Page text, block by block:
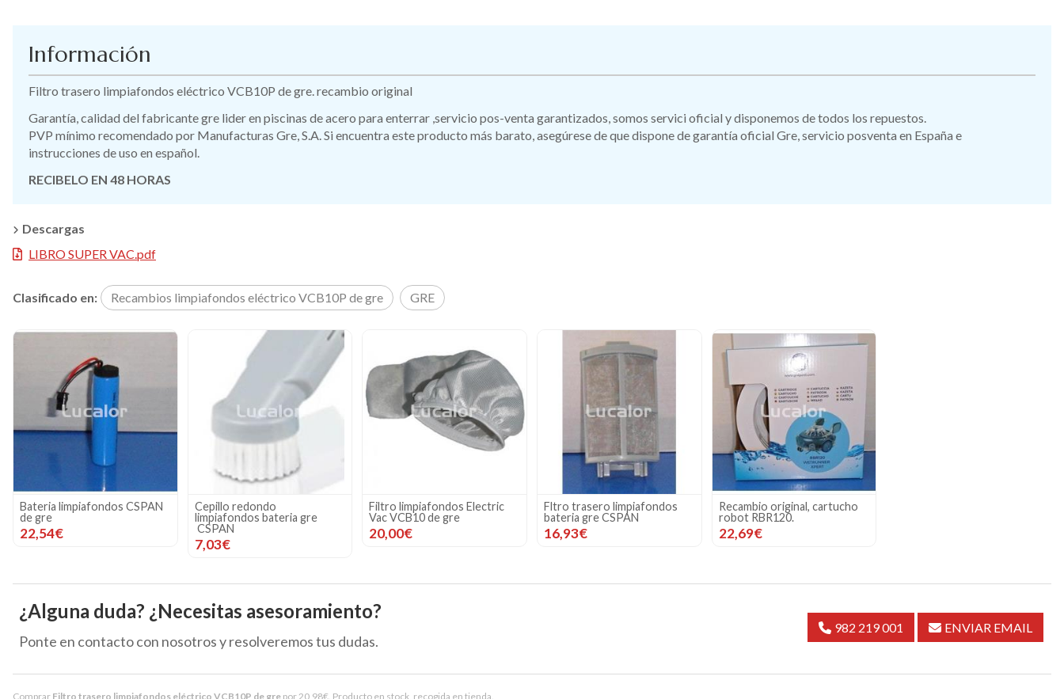
Comprar Filtro trasero limpiafondos eléctrico VCB10P de gre por 20,98€ . Producto en stock, recogida en tienda.
Información
Filtro trasero limpiafondos eléctrico VCB10P de gre. recambio original
Garantía, calidad del fabricante gre lider en piscinas de acero para enterrar ,servicio pos-venta garantizados, somos servici oficial y disponemos de todos los repuestos.
PVP mínimo recomendado por Manufacturas Gre, S.A. Si encuentra este producto más barato, asegúrese de que dispone de garantía oficial Gre, servicio posventa en España e
instrucciones de uso en español.
RECIBELO EN 48 HORAS
Descargas
LIBRO SUPER VAC.pdf
Clasificado en: Recambios limpiafondos eléctrico VCB10P de gre GRE
Bateria limpiafondos CSPAN
de gre
22,54€
Cepillo redondo
limpiafondos bateria gre
CSPAN
7,03€
Filtro limpiafondos Electric
Vac VCB10 de gre
20,00€
Fltro trasero limpiafondos
bateria gre CSPAN
16,93€
Recambio original, cartucho
robot RBR120.
22,69€
¿Alguna duda? ¿Necesitas asesoramiento?
Ponte en contacto con nosotros y resolveremos tus dudas.
982 219 001 ENVIAR EMAIL